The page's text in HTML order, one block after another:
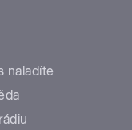
naladíte